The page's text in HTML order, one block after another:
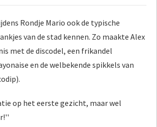
Rondje Mario ook de typische
van de stad kennen. Zo maakte Alex
met de discodel, een frikandel
en de welbekende spikkels van
op het eerste gezicht, maar wel